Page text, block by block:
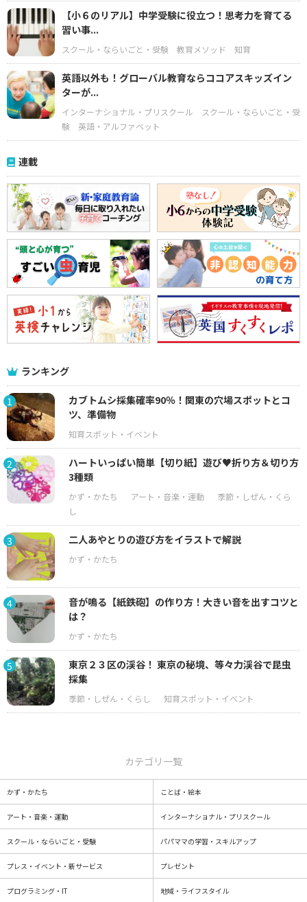
【小６のリアル】中学受験に役立つ！思考力を育てる
習い事...
スクール・ならいごと・受験 教育メソッド 知育
英語以外も！グローバル教育ならココアスキッズイン
ターが...
インターナショナル・プリスクール
スクール・ならいごと・受
験
英語・アルファベット
連載
ランキング
1
カブトムシ採集確率90％！関東の穴場スポットとコ
ツ、準備物
2
ハートいっぱい簡単【切り紙】遊び♥折り方＆切り方
3種類
3 二人あやとりの遊び方をイラストで解説
4
音が鳴る【紙鉄砲】の作り方！大きい音を出すコツと
は？
5
東京２３区の渓谷！ 東京の秘境、等々力渓谷で昆虫
採集
カテゴリ一覧
かず・かたち ことば・絵本
アート・音楽・運動 インターナショナル・プリスクール
スクール・ならいごと・受験 パパママの学習・スキルアップ
プレス・イベント・新サービス プレゼント
プログラミング・IT 地域・ライフスタイル